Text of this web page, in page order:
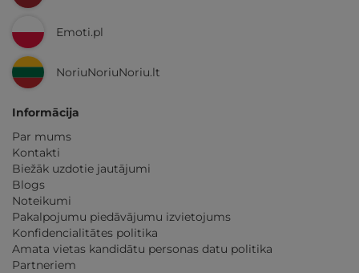
Emoti.pl
NoriuNoriuNoriu.lt
Informācija
Par mums
Kontakti
Biežāk uzdotie jautājumi
Blogs
Noteikumi
Pakalpojumu piedāvājumu izvietojums
Konfidencialitātes politika
Amata vietas kandidātu personas datu politika
Partneriem